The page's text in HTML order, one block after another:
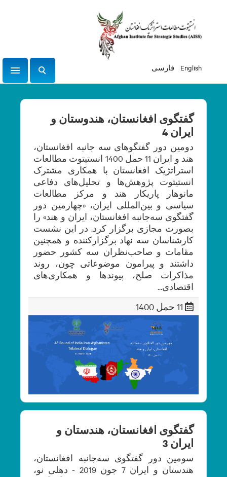
English فارسی
ج
س
ت
گفتگوی افغانستان، هندوستان و
ایران 4
دومین دور گفتگوهای سه جانبه افغانستان،
هند و ایران 11 حمل 1400 انستیتوت مطالعات
استراتژیک افغانستان با همکاری مشترک
انستیتوت پژوهش‌ها و تحلیل‌های دفاعی
مانوهار پاریکار هند و مرکز مطالعات
سیاسی و بین‌المللی ایران، «چهارمین دور
گفتگوی سه‌جانبه افغانستان، ایران و هند» را
بصورت مجازی برگزار کرد. در این نشست
کارشناسان سه نهاد برگزار‌کننده و همچنین
مقامات و صاحب‌نظران سه کشور حضور
داشتند و پیرامون موضوعاتی چون، روند
مذاکرات صلح، پیوندها و همکاری‌های
اقتصادی...
11 حمل 1400
گفتگوی افغانستان، هندستان و
ایران 3
سومین دور گفتگوی سه‌جانبه افغانستان،
هندستان و ایران 7 جون 2019 - دهلی نو،